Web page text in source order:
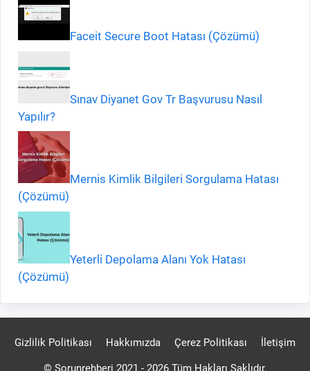
Faceit Secure Boot Hatası (Çözümü)
Sınav Diyanet Gov Tr Başvurusu Nasıl
Yapılır?
Mernis Kimlik Bilgileri Sorgulama Hatası
(Çözümü)
Yeterli Depolama Alanı Yok Hatası
(Çözümü)
Gizlilik Politikası Hakkımızda Çerez Politikası İletişim
© Sorunrehberi 2021 - 2026 Tüm Hakları Saklıdır.